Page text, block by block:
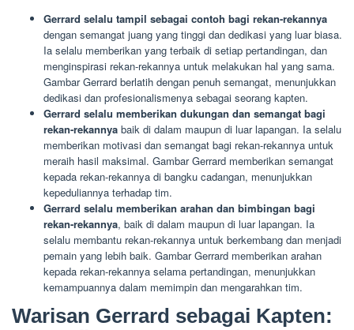
Gerrard selalu tampil sebagai contoh bagi rekan-rekannya
dengan semangat juang yang tinggi dan dedikasi yang luar biasa.
Ia selalu memberikan yang terbaik di setiap pertandingan, dan
menginspirasi rekan-rekannya untuk melakukan hal yang sama.
Gambar Gerrard berlatih dengan penuh semangat, menunjukkan
dedikasi dan profesionalismenya sebagai seorang kapten.
Gerrard selalu memberikan dukungan dan semangat bagi
rekan-rekannya baik di dalam maupun di luar lapangan. Ia selalu
memberikan motivasi dan semangat bagi rekan-rekannya untuk
meraih hasil maksimal. Gambar Gerrard memberikan semangat
kepada rekan-rekannya di bangku cadangan, menunjukkan
kepeduliannya terhadap tim.
Gerrard selalu memberikan arahan dan bimbingan bagi
rekan-rekannya, baik di dalam maupun di luar lapangan. Ia
selalu membantu rekan-rekannya untuk berkembang dan menjadi
pemain yang lebih baik. Gambar Gerrard memberikan arahan
kepada rekan-rekannya selama pertandingan, menunjukkan
kemampuannya dalam memimpin dan mengarahkan tim.
Warisan Gerrard sebagai Kapten: